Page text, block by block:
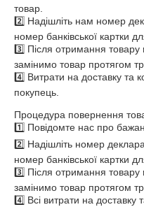
товар.
2️⃣ Надішліть нам номер
номер банківської картки
3️⃣ Після отримання
замінимо товар протягом
4️⃣ Витрати на доставку та
покупець.
Процедура повернення
1️⃣ Повідомте нас про
2️⃣ Надішліть номер
номер банківської картки
3️⃣ Після отримання
замінимо товар протягом
4️⃣ Всі витрати на доставку